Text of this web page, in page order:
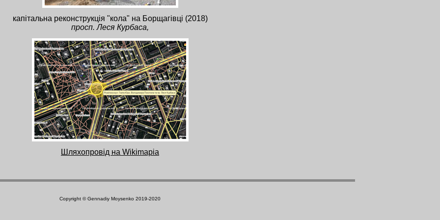
капітальна реконструкція "кола" на Борщагівці (2018)
просп. Леся Курбаса,
Шляхопровід на Wikimapia
Copyright © Gennadiy Moysenko 2019-2020